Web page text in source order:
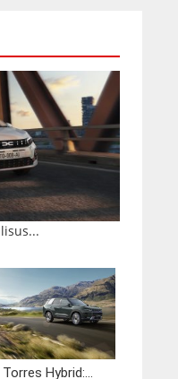
Hybrid:...